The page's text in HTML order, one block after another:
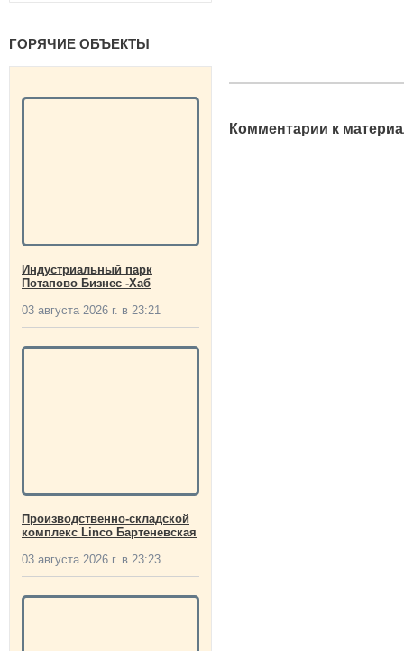
ГОРЯЧИЕ ОБЪЕКТЫ
Индустриальный парк
Потапово Бизнес -Хаб
03 августа 2026 г. в 23:21
Производственно-складской
комплекс Linco Бартеневская
03 августа 2026 г. в 23:23
Комментарии к